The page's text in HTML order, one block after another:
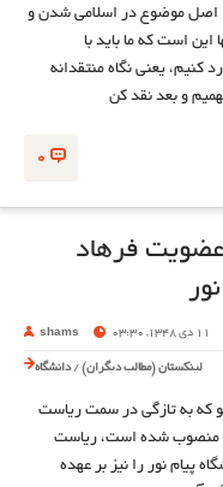
اصل موضوع در اسلامی شدن و
است که ما باید با
کنیم، یعنی نگاه منتقدانه
و بعد نقد کن
0
فرهاد
shams 11 دی 1348, 03:30
لینکستان (مطالب دیگران) /دانشگاه
که به تازگی در سمت ریاست
منصوب شده است، ریاست
پیام نور را نیز بر عهده